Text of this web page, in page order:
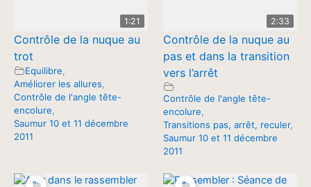
1:21
Contrôle de la nuque au
trot
Equilibre
Améliorer les allures
Contrôle de l'angle tête-
encolure
Saumur 10 et 11 décembre
2011
2:33
Contrôle de la nuque au
pas et dans la transition
vers l’arrêt
Contrôle de l'angle tête-
encolure
Transitions pas, arrêt, reculer,
Saumur 10 et 11 décembre
2011